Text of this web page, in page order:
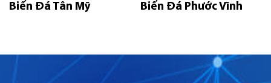
Biến Đá Tân Mỹ
Biến Đá Phước Vĩnh